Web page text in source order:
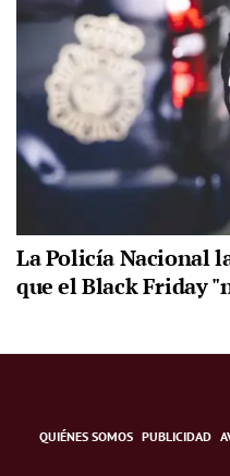
La Policía Nacional
que el Black Friday
QUIÉNES SOMOS PUBLICIDAD